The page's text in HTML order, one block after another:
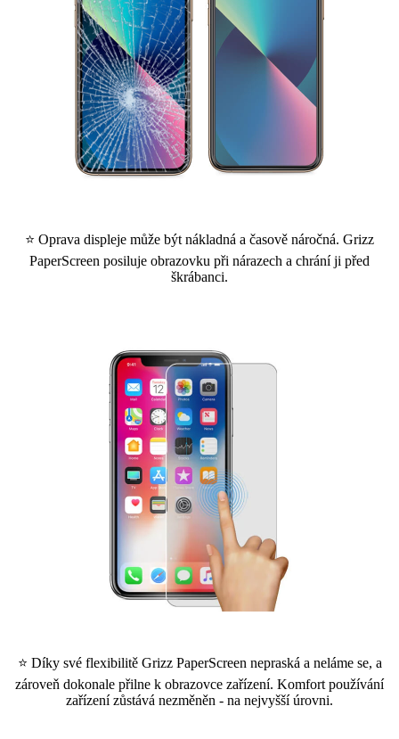
⭐ Oprava displeje může být nákladná a časově náročná. Grizz
PaperScreen posiluje obrazovku při nárazech a chrání ji před
škrábanci.
⭐ Díky své flexibilitě Grizz PaperScreen nepraská a neláme se, a
zároveň dokonale přilne k obrazovce zařízení. Komfort používání
zařízení zůstává nezměněn - na nejvyšší úrovni.